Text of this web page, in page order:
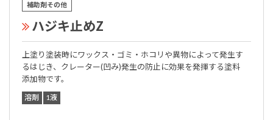
補助剤その他
ハジキ止めZ
上塗り塗装時にワックス・ゴミ・ホコリや異物によって発生す
るはじき、クレーター(凹み)発生の防止に効果を発揮する塗料
添加物です。
溶剤 1液